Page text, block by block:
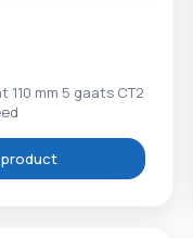
110 mm 5 gaats CT2
product